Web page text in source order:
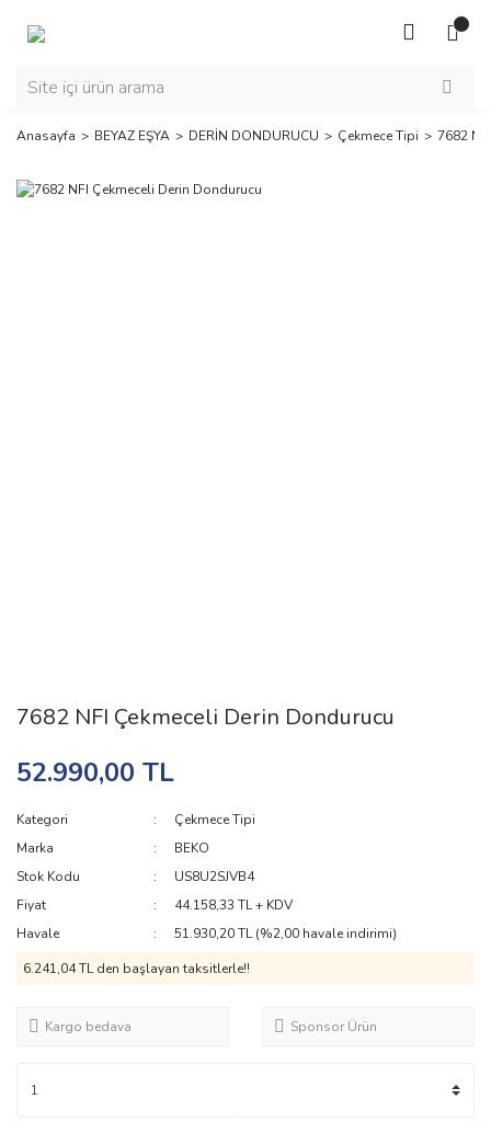
Anasayfa BEYAZ EŞYA DERİN DONDURUCU Çekmece Tipi 7682
7682 NFI Çekmeceli Derin Dondurucu
52.990,00 TL
Kategori
Çekmece Tipi
Marka
BEKO
Stok Kodu
US8U2SJVB4
Fiyat
44.158,33 TL + KDV
Havale
51.930,20 TL (%2,00 havale indirimi)
6.241,04 TL den başlayan taksitlerle!!
Kargo bedava Sponsor Ürün